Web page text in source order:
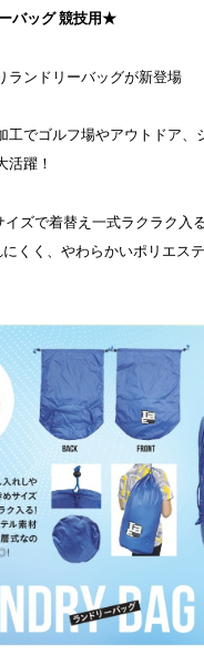
バッグ 競技用★
ランドリーバッグが新登場
工でゴルフ場やアウトドア、
活躍！
ズで着替え一式ラクラク入
くく、やわらかいポリエス